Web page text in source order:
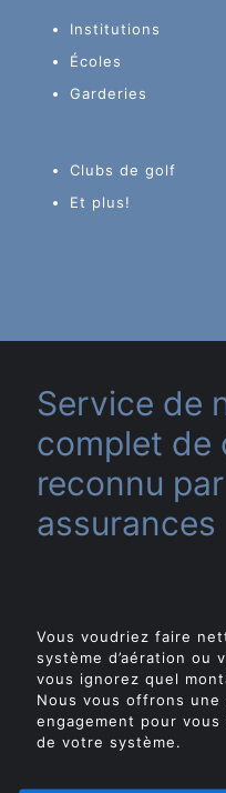
Institutions
Écoles
Garderies
Clubs de golf
Et plus!
Service de
complet de
reconnu
assurances
Vous voudriez faire
système d’aération ou
vous ignorez quel
Nous vous offrons
engagement pour
de votre système.